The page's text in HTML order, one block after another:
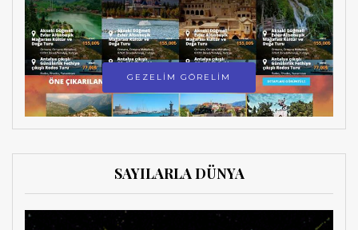
GEZELİM GÖRELİM
SAYILARLA DÜNYA